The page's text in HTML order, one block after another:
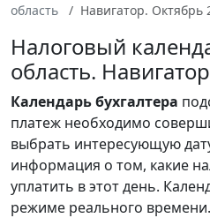
область
Навигатор. Октябрь
Налоговый
область.
Календарьбухгалтера
платеж необходимо
выбрать интересующую
информация о том, какие
уплатить в этот день.
режиме реального времени.